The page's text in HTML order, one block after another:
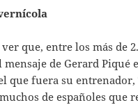
que, entre los más de
de Gerard Piqué
que fuera su entrenador,
de españoles que